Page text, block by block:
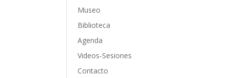
Museo
Biblioteca
Agenda
Videos-Sesiones
Contacto